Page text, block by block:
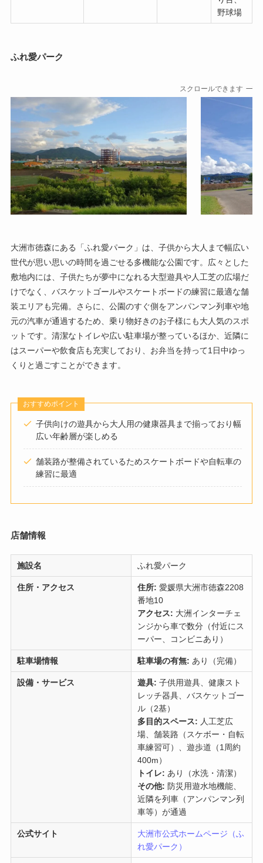
野球場
ふれ愛パーク
スクロールできます
大洲市徳森にある「ふれ愛パーク」は、子供から大人まで幅広い
世代が思い思いの時間を過ごせる多機能な公園です。広々とした
敷地内には、子供たちが夢中になれる大型遊具や人工芝の広場だ
けでなく、バスケットゴールやスケートボードの練習に最適な舗
装エリアも完備。さらに、公園のすぐ側をアンパンマン列車や地
元の汽車が通過するため、乗り物好きのお子様にも大人気のスポ
ットです。清潔なトイレや広い駐車場が整っているほか、近隣に
はスーパーや飲食店も充実しており、お弁当を持って1日中ゆっ
くりと過ごすことができます。
おすすめポイント
子供向けの遊具から大人用の健康器具まで揃っており幅
広い年齢層が楽しめる
舗装路が整備されているためスケートボードや自転車の
練習に最適
店舗情報
施設名 ふれ愛パーク
住所・アクセス 住所: 愛媛県大洲市徳森2208
番地10
アクセス: 大洲インターチェ
ンジから車で数分（付近にス
ーパー、コンビニあり）
駐車場情報 駐車場の有無: あり（完備）
設備・サービス 遊具: 子供用遊具、健康スト
レッチ器具、バスケットゴー
ル（2基）
多目的スペース: 人工芝広
場、舗装路（スケボー・自転
車練習可）、遊歩道（1周約
400m）
トイレ: あり（水洗・清潔）
その他: 防災用遊水地機能、
近隣を列車（アンパンマン列
車等）が通過
公式サイト
大洲市公式ホームページ（ふ
れ愛パーク）